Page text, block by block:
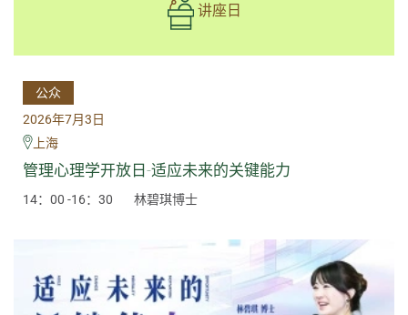
讲座日
公众
2026年7月3日
上海
管理心理学开放日-适应未来的关键能力
14：00 -16：30 林碧琪博士